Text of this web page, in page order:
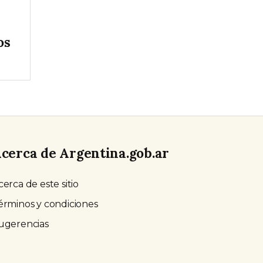
de Argentina.gob.ar
de este sitio
y condiciones